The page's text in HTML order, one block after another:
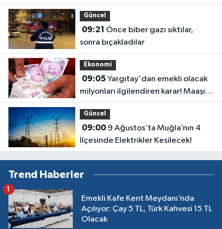
Güncel
09:21
sonra bıçakladılar
Ekonomi
09:05
milyonları ilgilendiren karar! Maaşı
gecikenler dikkat
Güncel
09:009 Ağustos’ta Muğla’nın 4
İlçesinde Elektrikler Kesilecek!
Trend Haberler
Emekli Kafe Kent Meydanı’nda
Açılıyor: Çay 5 TL, Türk Kahvesi 15 TL
Olacak
1